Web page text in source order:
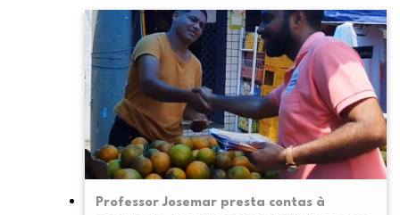
Professor Josemar presta contas à